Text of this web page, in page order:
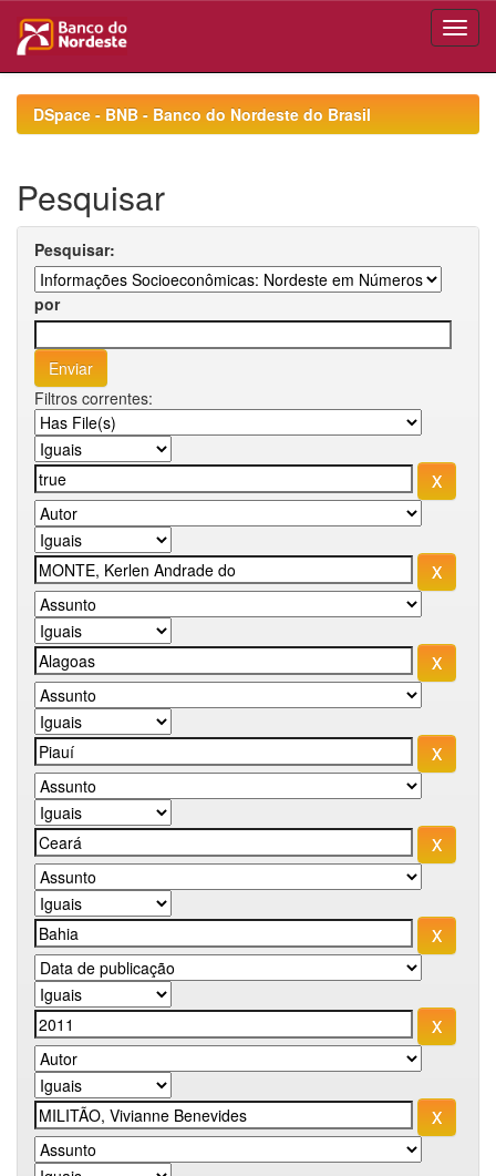
navigationDSpace - BNB - Banco do Nordeste do Brasil
Pesquisar
Pesquisar:
por
Filtros correntes: